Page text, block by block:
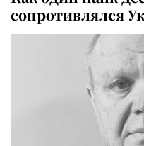
сопротивлялся